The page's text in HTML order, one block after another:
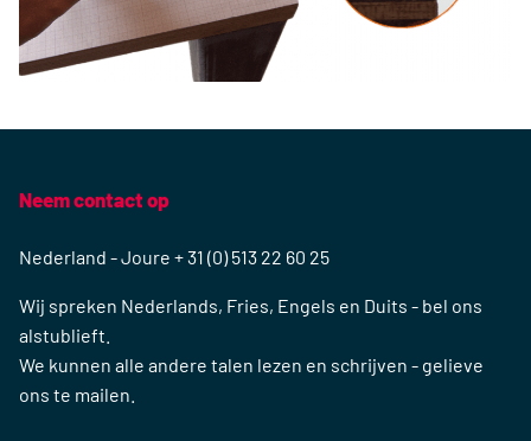
cm. Wij kunnen ook matten op maat ontwikkelen voor uw
bedrijf: als dit het geval is, neem dan contact met ons op
om meer te weten te komen.
Wist je dit?
Bestel vandaag nog uw snijmat op maat, rechtstreeks bij de
verpakken en verzenden de mat binnen een week naar u